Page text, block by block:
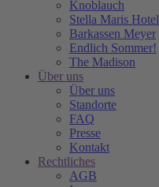
Knoblauch
Stella Maris Hotel
Barkassen Meyer
Endlich Sommer!
The Madison
Über uns
Über uns
Standorte
FAQ
Presse
Kontakt
Rechtliches
AGB